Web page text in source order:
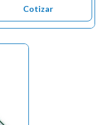
Cotizar